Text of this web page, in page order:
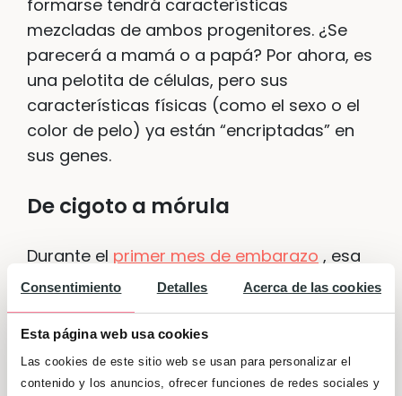
Consentimiento Detalles Acerca de las cookies
Esta página web usa cookies
Las cookies de este sitio web se usan para personalizar el
contenido y los anuncios, ofrecer funciones de redes sociales y
formarse tendrá características
mezcladas de ambos progenitores. ¿Se
parecerá a mamá o a papá? Por ahora, es
una pelotita de células, pero sus
características físicas (como el sexo o el
color de pelo) ya están “encriptadas” en
sus genes.
De cigoto a mórula
Durante el primer mes de embarazo , esa
primera célula fecundada conocida como
griego para “unido”- desciende por la
trompa de Falopio hasta llegar al útero. Se
irá dividiendo en varias células, aunque